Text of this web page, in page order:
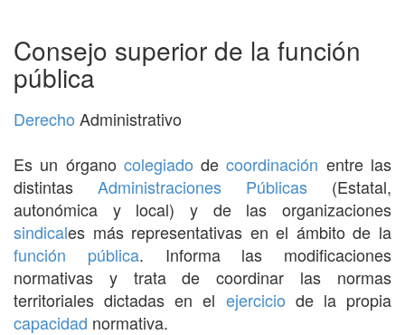
Consejo superior de la función
pública
Derecho Administrativo
Es un órgano colegiado decoordinación entre las
distintas Administraciones Públicas (Estatal,
autonómica y local) y de las organizaciones
sindicales más representativas en el ámbito de la
función pública. Informa las modificaciones
normativas y trata de coordinar las normas
territoriales dictadas en el ejercicio de la propia
capacidad normativa.